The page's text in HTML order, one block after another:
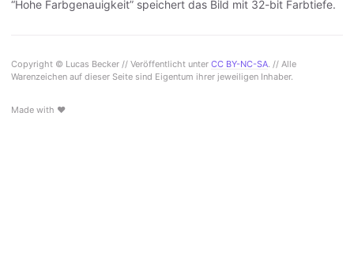
Made with ♥
“Hohe Farbgenauigkeit” speichert das Bild mit 32-bit Farbtiefe.
Copyright © Lucas Becker // Veröffentlicht unter CC BY-NC-SA. // Alle
Warenzeichen auf dieser Seite sind Eigentum ihrer jeweiligen Inhaber.